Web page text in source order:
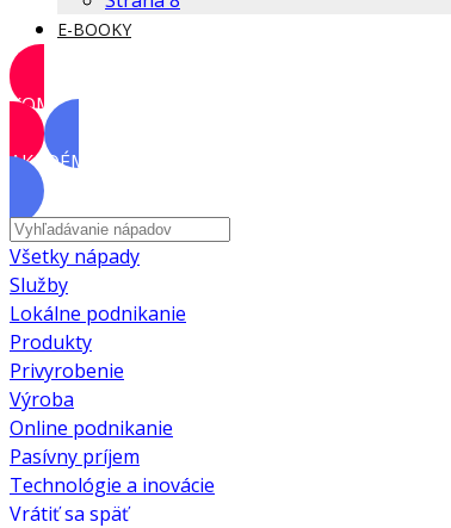
E-BOOKY
KOMUNITA
AKADÉMIA
Všetky nápady
Služby
Lokálne podnikanie
Produkty
Privyrobenie
Výroba
Online podnikanie
Pasívny príjem
Technológie a inovácie
Vrátiť sa späť